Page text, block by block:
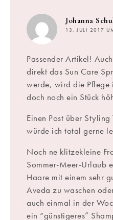
Johanna
13. JULI 2017
Passender Artikel!
direkt das Sun Care
werde, wird die Pflege
doch noch ein Stück
Einen Post über
würde ich total gerne
Noch ne klitzekleine
Sommer-Meer-Urlaub
Haare mit einem sehr
Aveda zu waschen
auch einmal in der
ein “günstigeres”